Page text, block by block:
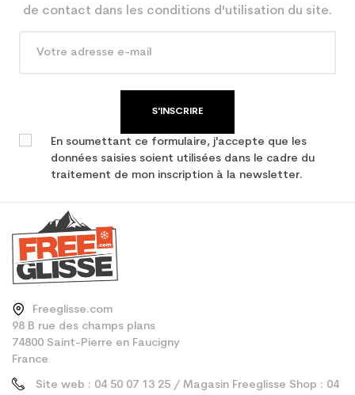
Economie CO² (en kg)
de contact dans les conditions d'utilisation du site.
S'INSCRIRE
En soumettant ce formulaire, j'accepte que les
données saisies soient utilisées dans le cadre du
traitement de mon inscription à la newsletter.
Freeglisse.com
98 B rue des champs plans
74800 Saint-Pierre en Faucigny
France
Site web : 04 50 07 13 25 / Magasin Freeglisse Shop : 04